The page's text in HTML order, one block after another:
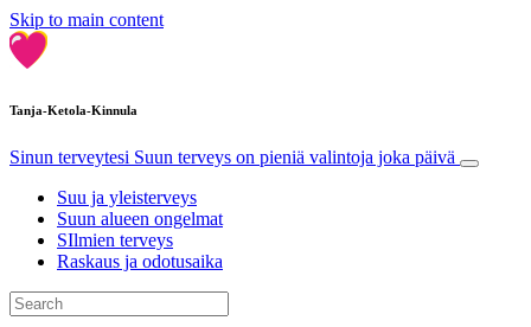
Skip to main content
Tanja-Ketola-Kinnula
Sinun terveytesi Suun terveys on pieniä valintoja joka päivä
Suu ja yleisterveys
Suun alueen ongelmat
SIlmien terveys
Raskaus ja odotusaika